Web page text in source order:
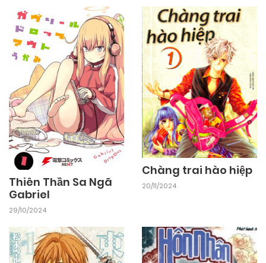
Thiên Thần Sa Ngã
Gabriel
29/10/2024
Chàng trai hào hiệp
20/11/2024